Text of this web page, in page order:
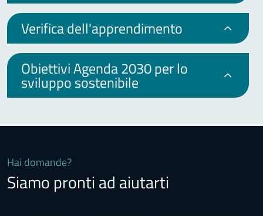
Verifica dell'apprendimento
Obiettivi Agenda 2030 per lo
sviluppo sostenibile
Hai domande?
Siamo pronti ad aiutarti